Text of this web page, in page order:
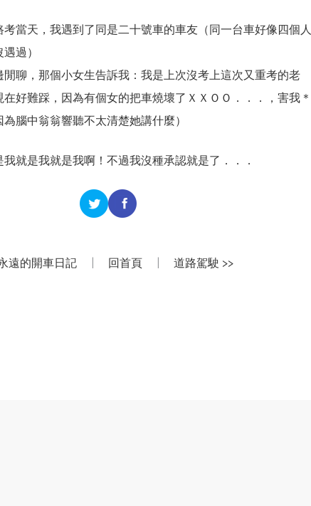
當天，我遇到了同是二十號車的車友（同一台車好像四個人
過）
聊，那個小女生告訴我：我是上次沒考上這次又重考的老
好難踩，因為有個女的把車燒壞了ＸＸＯＯ．．．，害我＊
腦中翁翁響聽不太清楚她講什麼）
我就是我就是我啊！不過我沒種承認就是了．．．
遠的開車日記 回首頁 道路駕駛 >>